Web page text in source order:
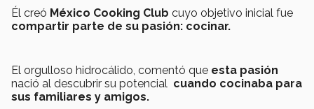
Él creó México Cooking Club cuyo objetivo inicial fue
compartir parte de su pasión: cocinar.
El orgulloso hidrocálido, comentó que esta pasión
nació al descubrir su potencial cuando cocinaba para
sus familiares y amigos.